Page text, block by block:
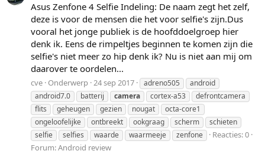
Asus Zenfone 4 Selfie Indeling: De naam zegt het zelf,
deze is voor de mensen die het voor selfie's zijn.Dus
vooral het jonge publiek is de hoofddoelgroep hier
denk ik. Eens de rimpeltjes beginnen te komen zijn die
selfie's niet meer zo hip denk ik? Nu is niet aan mij om
daarover te oordelen...
cve Onderwerp 24 sep 2017 adreno505
android
android7.0
batterij camera cortex-a53
defrontcamera
flits
geheugen gezien nougat
octa-core1
ongeloofelijke
ontbreekt ookgraag scherm
schieten
selfie
selfies waarde waarmeeje zenfone
Reacties: 0
Forum:Android review